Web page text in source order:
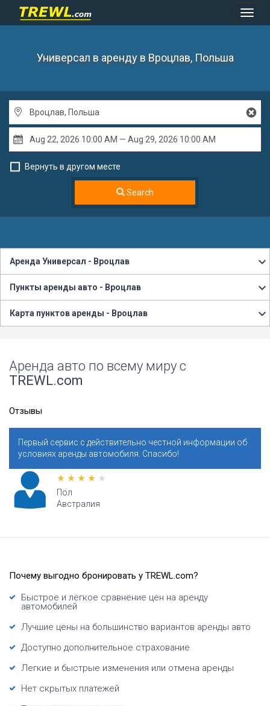
Универсал в аренду в Вроцлав, Польша
Вернуть в другом месте
Search
Аренда Универсал - Вроцлав
Пункты аренды авто - Вроцлав
Карта пунктов аренды - Вроцлав
Аренда авто по всему миру с
TREWL.com
Отзывы
Первый сервис с действительно честной информации об
условиях аренды автомобиля. Спасибо!
Пол
Австралия
Почему выгодно бронировать у TREWL.com?
Быстрое и лёгкое сравнение цен на аренду
автомобилей
Лучшие цены на большинство вариантов аренды авто
Доступно дополнительное страхование
Легкие и быстрые изменения или отмена аренды
Нет скрытых платежей